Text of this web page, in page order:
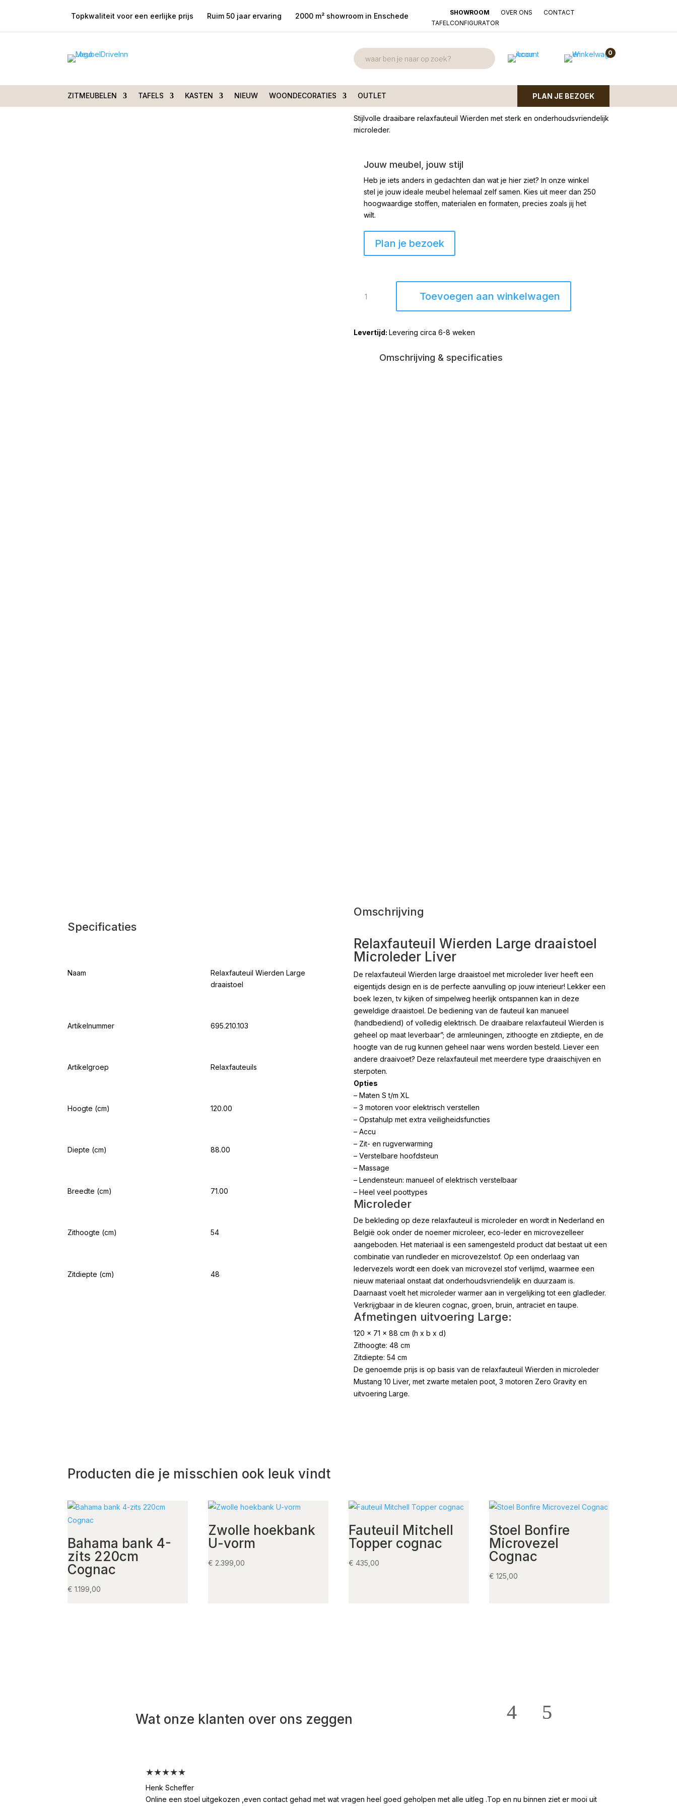
Topkwaliteit voor een eerlijke prijs Ruim 50 jaar ervaring 2000 m² showroom in Enschede SHOWROOM OVER ONS
CONTACT
TAFELCONFIGURATOR
0
ZITMEUBELEN TAFELS KASTEN NIEUW WOONDECORATIES OUTLET PLAN JE BEZOEK
Large draaistoel
Relaxfauteuil Wierden Large
draaistoel
€2.999,00
Stijlvolle draaibare relaxfauteuil Wierden met sterk en onderhoudsvriendelijk
microleder.
Jouw meubel, jouw stijl
Heb je iets anders in gedachten dan wat je hier ziet? In onze winkel
stel je jouw ideale meubel helemaal zelf samen. Kies uit meer dan 250
hoogwaardige stoffen, materialen en formaten, precies zoals jij het
wilt.
Plan je bezoek
Wierden
aantal
Toevoegen aan winkelwagen
Levering circa 6-8 weken
Omschrijving & specificaties
Specificaties
Naam
Relaxfauteuil Wierden Large
draaistoel
Artikelnummer 695.210.103
Artikelgroep Relaxfauteuils
Hoogte (cm) 120.00
Diepte (cm) 88.00
Breedte (cm) 71.00
Zithoogte (cm) 54
Zitdiepte (cm) 48
Omschrijving
Relaxfauteuil Wierden Large draaistoel
Microleder Liver
De relaxfauteuil Wierden large draaistoel met microleder liver heeft een
eigentijds design en is de perfecte aanvulling op jouw interieur! Lekker een
boek lezen, tv kijken of simpelweg heerlijk ontspannen kan in deze
geweldige draaistoel. De bediening van de fauteuil kan manueel
(handbediend) of volledig elektrisch. De draaibare relaxfauteuil Wierden is
geheel op maat leverbaar”; de armleuningen, zithoogte en zitdiepte, en de
hoogte van de rug kunnen geheel naar wens worden besteld. Liever een
andere draaivoet? Deze relaxfauteuil met meerdere type draaischijven en
sterpoten.
Opties
– Maten S t/m XL
– 3 motoren voor elektrisch verstellen
– Opstahulp met extra veiligheidsfuncties
– Accu
– Zit- en rugverwarming
– Verstelbare hoofdsteun
– Massage
– Lendensteun: manueel of elektrisch verstelbaar
– Heel veel poottypes
Microleder
De bekleding op deze relaxfauteuil is microleder en wordt in Nederland en
België ook onder de noemer microleer, eco-leder en microvezelleer
aangeboden. Het materiaal is een samengesteld product dat bestaat uit een
combinatie van rundleder en microvezelstof. Op een onderlaag van
ledervezels wordt een doek van microvezel stof verlijmd, waarmee een
nieuw materiaal onstaat dat onderhoudsvriendelijk en duurzaam is.
Daarnaast voelt het microleder warmer aan in vergelijking tot een gladleder.
Verkrijgbaar in de kleuren cognac, groen, bruin, antraciet en taupe.
Afmetingen uitvoering Large:
120 x 71 x 88 cm (h x b x d)
Zithoogte: 48 cm
Zitdiepte: 54 cm
De genoemde prijs is op basis van de relaxfauteuil Wierden in microleder
Mustang 10 Liver, met zwarte metalen poot, 3 motoren Zero Gravity en
uitvoering Large.
Producten die je misschien ook leuk vindt
Bahama bank 4-
zits 220cm
Cognac
€ 1.199,00
Zwolle hoekbank
U-vorm
€ 2.399,00
Fauteuil Mitchell
Topper cognac
€ 435,00
Stoel Bonfire
Microvezel
Cognac
€ 125,00
Wat onze klanten over ons zeggen
★★★★★
Henk Scheffer
Online een stoel uitgekozen ,even contact gehad met wat vragen heel goed geholpen met alle uitleg .Top en nu binnen ziet er mooi uit